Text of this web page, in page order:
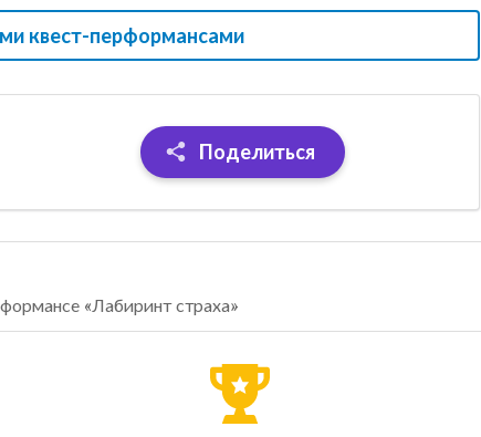
квест-перформансами
Поделиться
«Лабиринт страха»